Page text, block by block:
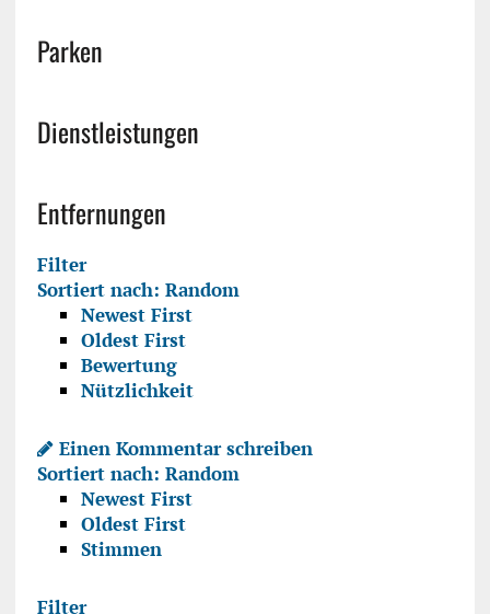
Parken
Dienstleistungen
Entfernungen
Filter
Sortiert nach: Random
Newest First
Oldest First
Bewertung
Nützlichkeit
Einen Kommentar schreiben
Sortiert nach: Random
Newest First
Oldest First
Stimmen
Filter